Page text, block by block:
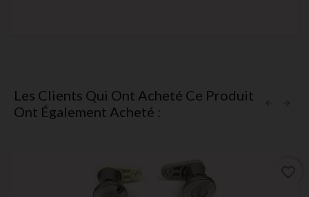
Les Clients Qui Ont Acheté Ce Produit
Ont Également Acheté :